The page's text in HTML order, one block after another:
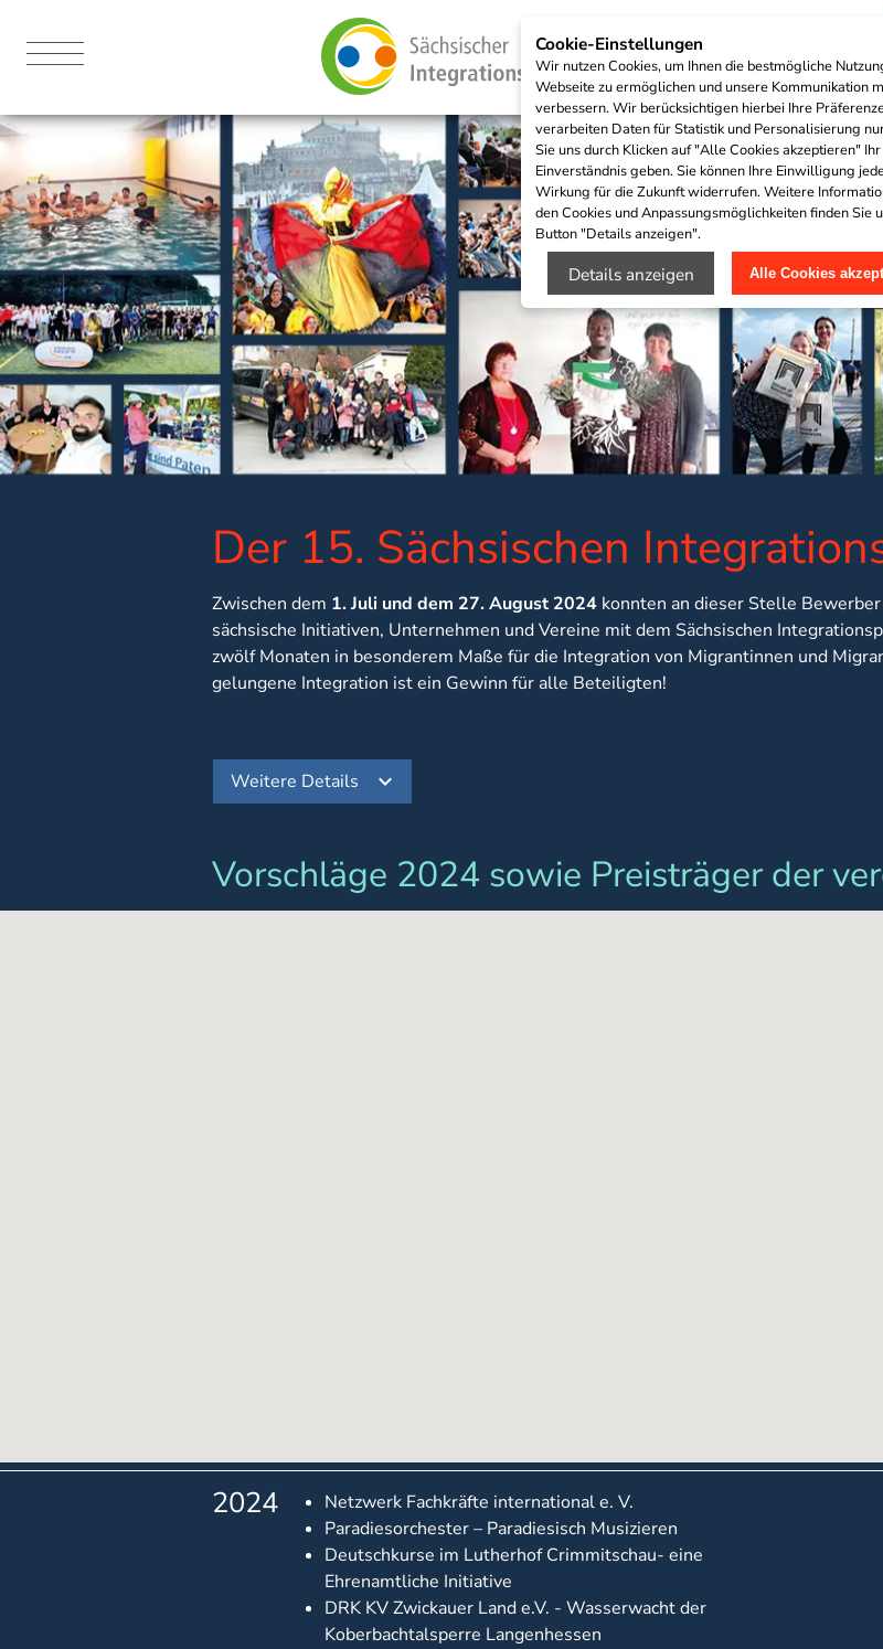
Der 15. Sächsischen
Zwischen dem 1. Juli und dem 27. August 2024 konnten an dieser Stelle
sächsische Initiativen, Unternehmen und Vereine mit dem Sächsischen
zwölf Monaten in besonderem Maße für die Integration von Migrantinnen und
gelungene Integration ist ein Gewinn für alle Beteiligten!
Weitere Details
Vorschläge 2024 sowie Preisträger der
2024
Netzwerk Fachkräfte international e. V.
Paradiesorchester – Paradiesisch Musizieren
Deutschkurse im Lutherhof Crimmitschau- eine
Ehrenamtliche Initiative
DRK KV Zwickauer Land e.V. - Wasserwacht der
Koberbachtalsperre Langenhessen
Cookie-Einstellungen
Wir nutzen Cookies, um Ihnen die bestmögliche
Webseite zu ermöglichen und unsere Kommunikation
verbessern. Wir berücksichtigen hierbei Ihre
verarbeiten Daten für Statistik und Personalisierung
Sie uns durch Klicken auf "Alle Cookies akzeptieren" Ihr
Einverständnis geben. Sie können Ihre Einwilligung
Wirkung für die Zukunft widerrufen. Weitere
den Cookies und Anpassungsmöglichkeiten finden Sie
Button "Details anzeigen".
Details anzeigen Alle Cookies